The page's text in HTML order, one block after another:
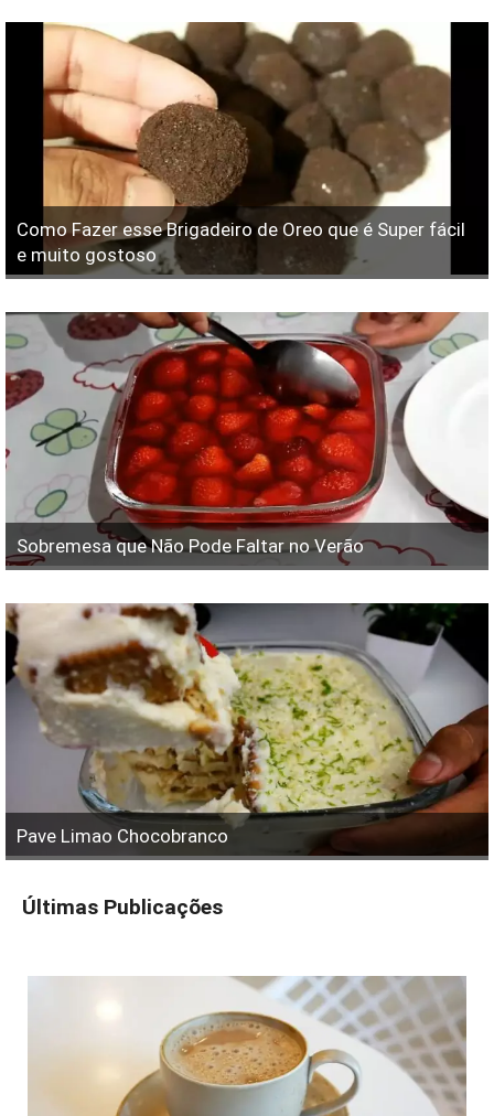
Como Fazer esse Brigadeiro de Oreo que é Super fácil
e muito gostoso
Sobremesa que Não Pode Faltar no Verão
Pave Limao Chocobranco
Últimas Publicações